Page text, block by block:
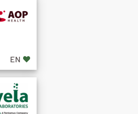
EN